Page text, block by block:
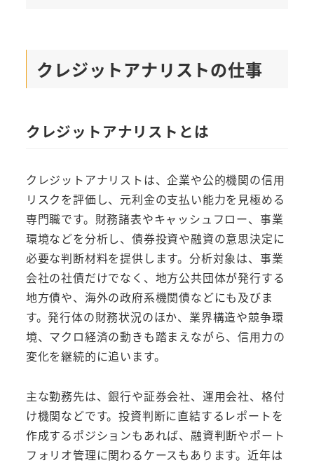
クレジットアナリストの仕事
クレジットアナリストとは
クレジットアナリストは、企業や公的機関の信用
リスクを評価し、元利金の支払い能力を見極める
専門職です。財務諸表やキャッシュフロー、事業
環境などを分析し、債券投資や融資の意思決定に
必要な判断材料を提供します。分析対象は、事業
会社の社債だけでなく、地方公共団体が発行する
地方債や、海外の政府系機関債などにも及びま
す。発行体の財務状況のほか、業界構造や競争環
境、マクロ経済の動きも踏まえながら、信用力の
変化を継続的に追います。
主な勤務先は、銀行や証券会社、運用会社、格付
け機関などです。投資判断に直結するレポートを
作成するポジションもあれば、融資判断やポート
フォリオ管理に関わるケースもあります。近年は